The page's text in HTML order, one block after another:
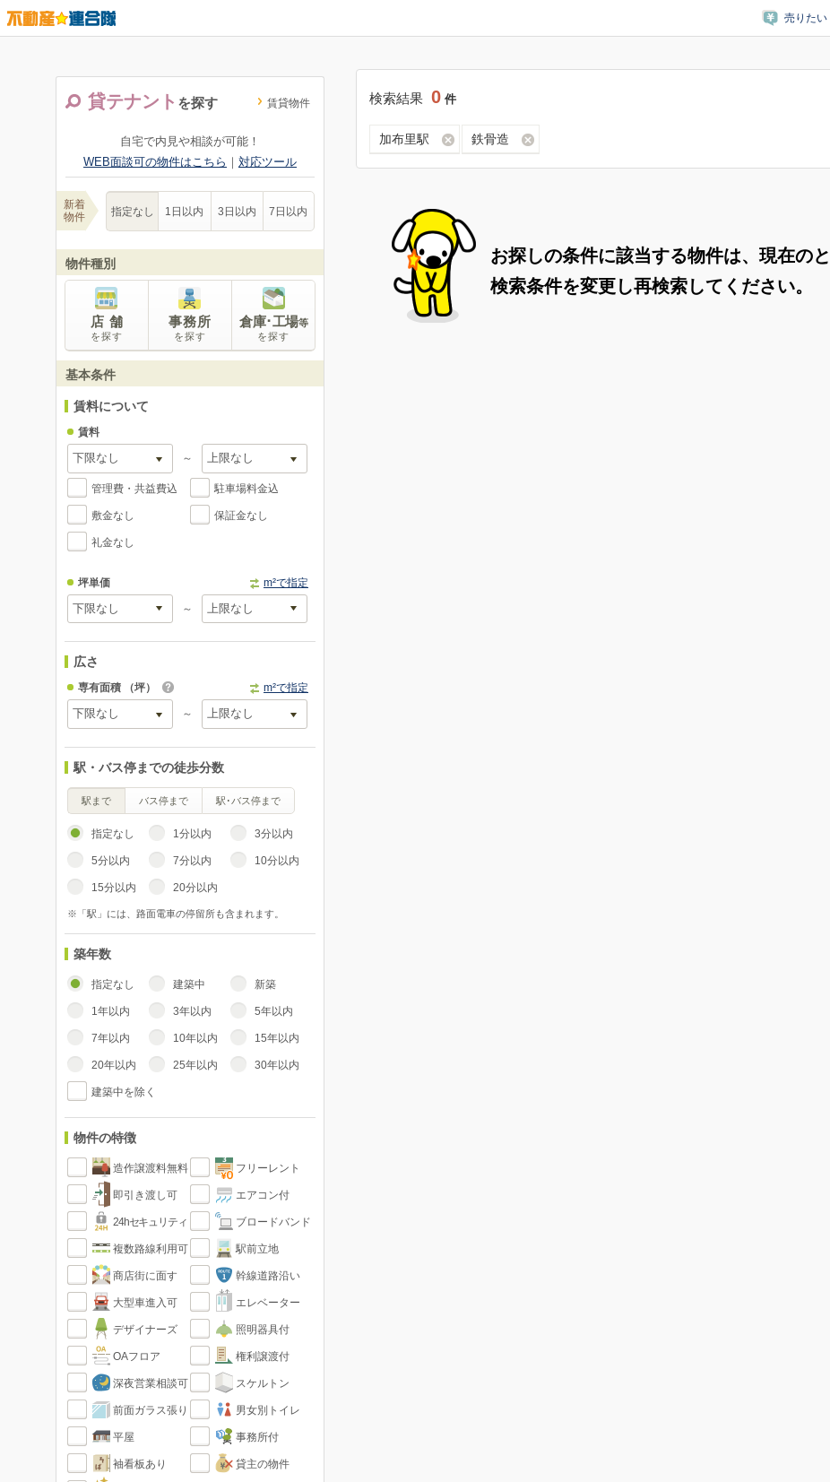
売りたい
貸テナント を探す 賃貸物件
自宅で内見や相談が可能！
WEB面談可の物件はこちら ｜ 対応ツール
新着
物件
指定なし 1日以内 3日以内 7日以内
物件種別
店 舗
を探す
事務所
を探す
倉庫･工場等
を探す
基本条件
賃料について
賃料
～
管理費・共益費込 駐車場料金込
敷金なし 保証金なし
礼金なし
坪単価 m²で指定
～
広さ
専有面積 （坪） m²で指定
～
駅・バス停までの徒歩分数
駅まで バス停まで 駅･バス停まで
指定なし 1分以内 3分以内
5分以内 7分以内 10分以内
15分以内 20分以内
※「駅」には、路面電車の停留所も含まれます。
築年数
指定なし 建築中 新築
1年以内 3年以内 5年以内
7年以内 10年以内 15年以内
20年以内 25年以内 30年以内
建築中を除く
物件の特徴
造作譲渡料無料 フリーレント
即引き渡し可 エアコン付
24hセキュリティ ブロードバンド
複数路線利用可 駅前立地
商店街に面す 幹線道路沿い
大型車進入可 エレベーター
デザイナーズ 照明器具付
OAフロア 権利譲渡付
深夜営業相談可 スケルトン
前面ガラス張り 男女別トイレ
平屋 事務所付
袖看板あり 貸主の物件
検索結果 0 件
加布里駅 鉄骨造
お探しの条件に該当する物件は、現在の
検索条件を変更し再検索してください。